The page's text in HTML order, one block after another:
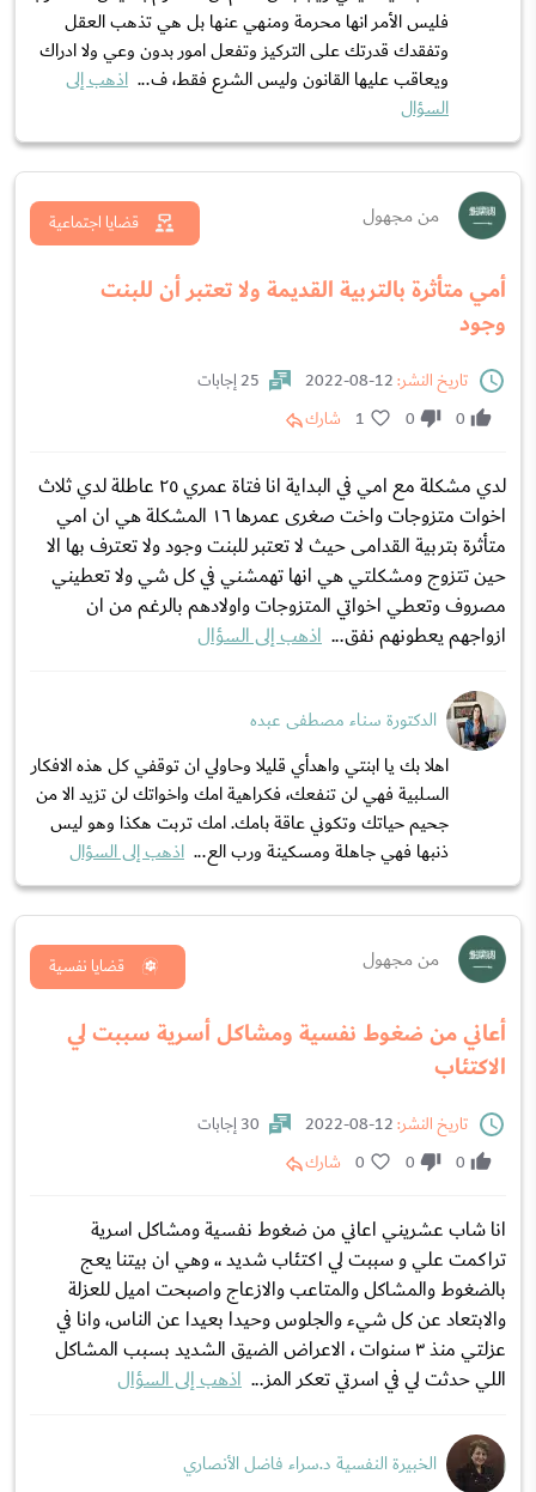
فليس الأمر انها محرمة ومنهي عنها بل هي تذهب العقل
وتفقدك قدرتك على التركيز وتفعل امور بدون وعي ولا ادراك
ويعاقب عليها القانون وليس الشرع فقط، ف... اذهب إلى
السؤال
من مجهول
أمي متأثرة بالتربية القديمة ولا تعتبر أن للبنت
وجود
قضايا اجتماعية
تاريخ النشر:
25 إجابات
0
0
1 شارك
لدي مشكلة مع امي في البداية انا فتاة عمري ٢٥ عاطلة لدي ثلاث
اخوات متزوجات واخت صغرى عمرها ١٦ المشكلة هي ان امي
متأثرة بتربية القدامى حيث لا تعتبر للبنت وجود ولا تعترف بها الا
حين تتزوج ومشكلتي هي انها تهمشني في كل شي ولا تعطيني
مصروف وتعطي اخواتي المتزوجات واولادهم بالرغم من ان
ازواجهم يعطونهم نفق... اذهب إلى السؤال
الدكتورة سناء مصطفى عبده
اهلا بك يا ابنتي واهدأي قليلا وحاولي ان توقفي كل هذه الافكار
السلبية فهي لن تنفعك، فكراهية امك واخواتك لن تزيد الا من
جحيم حياتك وتكوني عاقة بامك. امك تربت هكذا وهو ليس
ذنبها فهي جاهلة ومسكينة ورب الع... اذهب إلى السؤال
من مجهول
أعاني من ضغوط نفسية ومشاكل أسرية سببت لي
الاكتئاب
قضايا نفسية
تاريخ النشر:
30 إجابات
0
0
0 شارك
انا شاب عشريني اعاني من ضغوط نفسية ومشاكل اسرية
تراكمت علي و سببت لي اكتئاب شديد ،، وهي ان بيتنا يعج
بالضغوط والمشاكل والمتاعب والازعاج واصبحت اميل للعزلة
والابتعاد عن كل شيء والجلوس وحيدا بعيدا عن الناس، وانا في
عزلتي منذ ٣ سنوات ، الاعراض الضيق الشديد بسبب المشاكل
اللي حدثت لي في اسرتي تعكر المز... اذهب إلى السؤال
الخبيرة النفسية د.سراء فاضل الأنصاري